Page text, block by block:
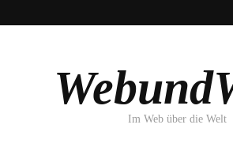
Im Web über die Welt